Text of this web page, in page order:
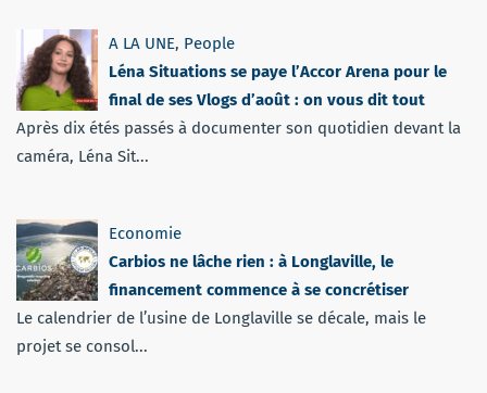
A LA UNE, People
Léna Situations se paye l’Accor Arena pour le
final de ses Vlogs d’août : on vous dit tout
Après dix étés passés à documenter son quotidien devant la
caméra, Léna Sit...
Economie
Carbios ne lâche rien : à Longlaville, le
financement commence à se concrétiser
Le calendrier de l’usine de Longlaville se décale, mais le
projet se consol...